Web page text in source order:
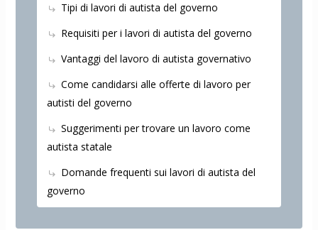
Tipi di lavori di autista del governo
Requisiti per i lavori di autista del governo
Vantaggi del lavoro di autista governativo
Come candidarsi alle offerte di lavoro per
autisti del governo
Suggerimenti per trovare un lavoro come
autista statale
Domande frequenti sui lavori di autista del
governo